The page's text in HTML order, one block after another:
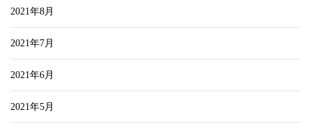
2021年8月
2021年7月
2021年6月
2021年5月